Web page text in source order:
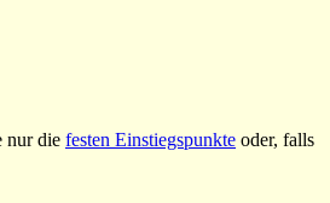
nur die festen Einstiegspunkte oder, falls